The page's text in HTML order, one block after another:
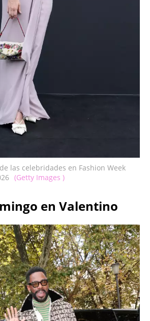
las celebridades en Fashion Week
(Getty Images )
en Valentino